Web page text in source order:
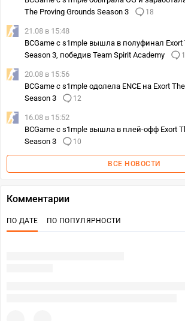
The Proving Grounds Season 3
18
21.08 в 15:48
BCGame с s1mple вышла в полуфинал Exort
Season 3, победив Team Spirit Academy
20.08 в 15:56
BCGame с s1mple одолела ENCE на Exort
Season 3
12
16.08 в 15:52
BCGame с s1mple вышла в плей-офф Exort
Season 3
10
ВСЕ НОВОСТИ
Комментарии
ПО ДАТЕ ПО ПОПУЛЯРНОСТИ